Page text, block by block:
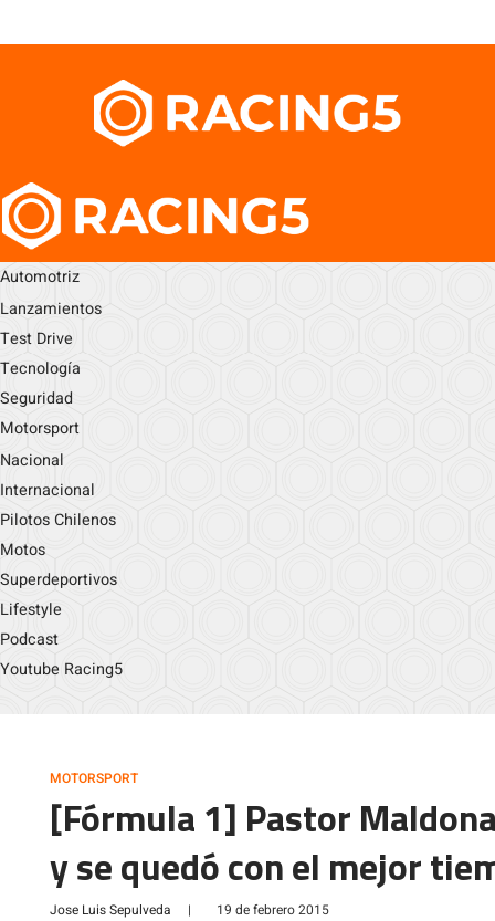
Automotriz
Lanzamientos
Test Drive
Tecnología
Seguridad
Motorsport
Nacional
Internacional
Pilotos Chilenos
Motos
Superdeportivos
Lifestyle
Podcast
Youtube Racing5
MOTORSPORT
[Fórmula 1] Pastor
y se quedó con el mejor
Jose Luis Sepulveda | 19 de febrero 2015